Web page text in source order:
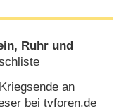
Ruhr und
an
bei tvforen.de